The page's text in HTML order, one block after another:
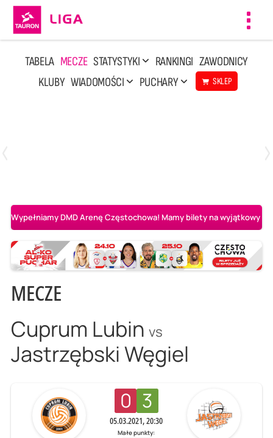
TABELA MECZE STATYSTYKI RANKINGI ZAWODNICY
KLUBY WIADOMOŚCI PUCHARY SKLEP
Wypełniamy DMD Arenę Częstochowa! Mamy bilety na wyjątkowy
MECZE
Cuprum Lubin vs
Jastrzębski Węgiel
0 3
05.03.2021, 20:30
Małe punkty: